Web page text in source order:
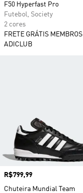
F50 Hyperfast Pro
Futebol, Society
2 cores
FRETE GRÁTIS MEMBROS
ADICLUB
Preço
R$799,99
Chuteira Mundial Team